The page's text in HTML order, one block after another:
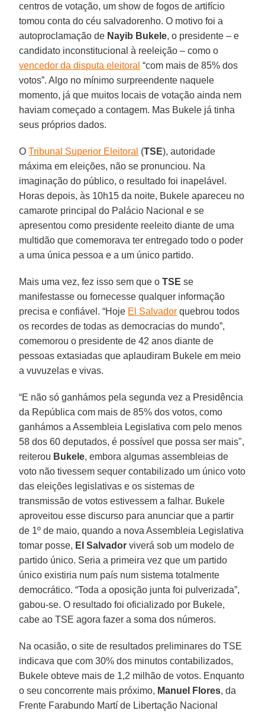
centros de votação, um show de fogos de artifício
tomou conta do céu salvadorenho. O motivo foi a
autoproclamação de Nayib Bukele, o presidente – e
candidato inconstitucional à reeleição – como o
vencedor da disputa eleitoral “com mais de 85% dos
votos”. Algo no mínimo surpreendente naquele
momento, já que muitos locais de votação ainda nem
haviam começado a contagem. Mas Bukele já tinha
seus próprios dados.
OTribunal Superior Eleitoral (TSE), autoridade
máxima em eleições, não se pronunciou. Na
imaginação do público, o resultado foi inapelável.
Horas depois, às 10h15 da noite, Bukele apareceu no
camarote principal do Palácio Nacional e se
apresentou como presidente reeleito diante de uma
multidão que comemorava ter entregado todo o poder
a uma única pessoa e a um único partido.
Mais uma vez, fez isso sem que oTSE se
manifestasse ou fornecesse qualquer informação
precisa e confiável. “Hoje El Salvador quebrou todos
os recordes de todas as democracias do mundo”,
comemorou o presidente de 42 anos diante de
pessoas extasiadas que aplaudiram Bukele em meio
a vuvuzelas e vivas.
“E não só ganhámos pela segunda vez a Presidência
da República com mais de 85% dos votos, como
ganhámos a Assembleia Legislativa com pelo menos
58 dos 60 deputados, é possível que possa ser mais",
reiterou Bukele, embora algumas assembleias de
voto não tivessem sequer contabilizado um único voto
das eleições legislativas e os sistemas de
transmissão de votos estivessem a falhar. Bukele
aproveitou esse discurso para anunciar que a partir
de 1º de maio, quando a nova Assembleia Legislativa
tomar posse, El Salvador viverá sob um modelo de
partido único. Seria a primeira vez que um partido
único existiria num país num sistema totalmente
democrático. “Toda a oposição junta foi pulverizada”,
gabou-se. O resultado foi oficializado por Bukele,
cabe ao TSE agora fazer a soma dos números.
Na ocasião, o site de resultados preliminares do TSE
indicava que com 30% dos minutos contabilizados,
Bukele obteve mais de 1,2 milhão de votos. Enquanto
o seu concorrente mais próximo, Manuel Flores, da
Frente Farabundo Martí de Libertação Nacional